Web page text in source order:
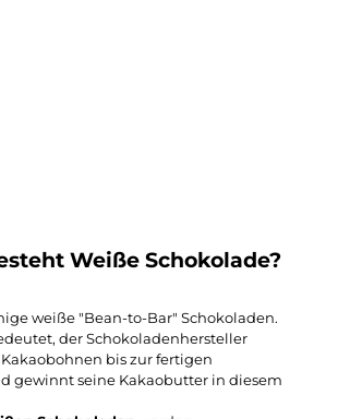
Weiße Schokolade?
weiße "Bean-to-Bar" Schokoladen.
der Schokoladenhersteller
bis zur fertigen
gewinnt seine Kakaobutter in diesem